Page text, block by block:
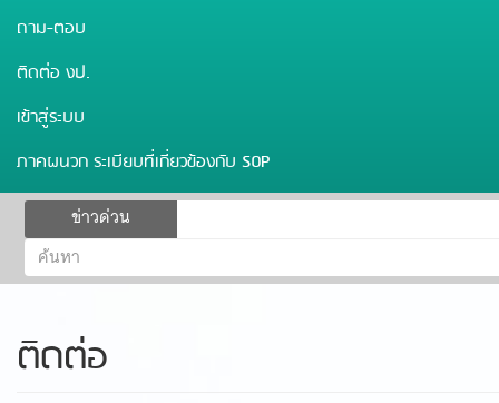
ถาม-ตอบ
ติดต่อ งป.
เข้าสู่ระบบ
ภาคผนวก ระเบียบที่เกี่ยวข้องกับ SOP
ข่าวด่วน
ฟอร์ม
ค้นหา
ค้นหา
ติดต่อ